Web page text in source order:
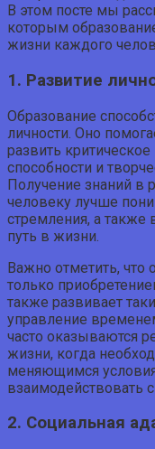
В этом посте мы
которым
жизни каждого
1. Развитие
Образование
личности. Оно
развить
способности и
Получение знаний в
человеку лучше
стремления, а также
путь в жизни.
Важно отметить, что
только
также развивает
управление
часто оказываются
жизни, когда
меняющимся
взаимодействовать
2. Социальная